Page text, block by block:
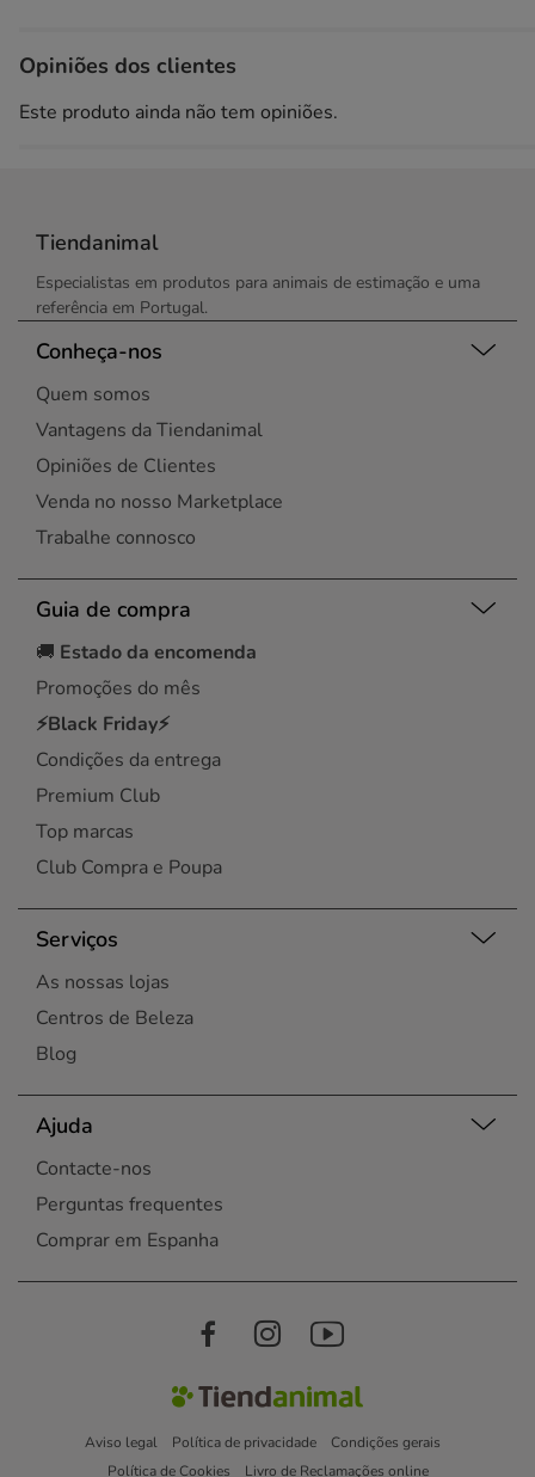
Opiniões dos clientes
Este produto ainda não tem opiniões.
Tiendanimal
Especialistas em produtos para animais de estimação e uma
referência em Portugal.
Conheça-nos
Quem somos
Vantagens da Tiendanimal
Opiniões de Clientes
Venda no nosso Marketplace
Trabalhe connosco
Guia de compra
🚚 Estado da encomenda
Promoções do mês
⚡Black Friday⚡
Condições da entrega
Premium Club
Top marcas
Club Compra e Poupa
Serviços
As nossas lojas
Centros de Beleza
Blog
Ajuda
Contacte-nos
Perguntas frequentes
Comprar em Espanha
Aviso legal Política de privacidade
Condições gerais
Política de Cookies
Livro de Reclamações online